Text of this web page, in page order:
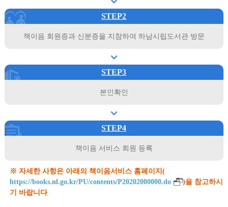
STEP2
책이음 회원증과 신분증을 지참하여 하남시립도서관 방문
STEP3
본인확인
STEP4
책이음 서비스 회원 등록
※ 자세한 사항은 아래의 책이음서비스 홈페이지(
https://books.nl.go.kr/PU/contents/P20202000000.do
)을 참고하시
기 바랍니다